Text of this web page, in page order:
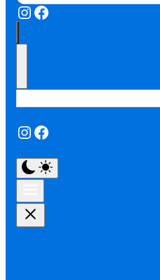
Instagram
Facebook
Instagram
Facebook